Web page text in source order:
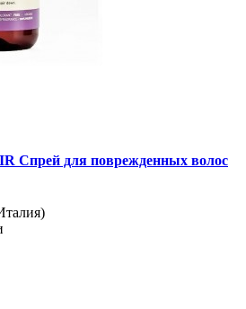
Спрей для поврежденных волос